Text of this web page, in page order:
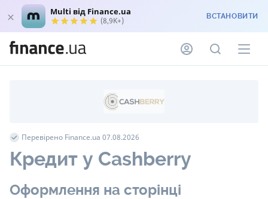
Multi від Finance.ua
(8,9K+) ВСТАНОВИТИ
Перевірено Finance.ua 07.08.2026
Кредит у Cashberry
Оформлення на сторінці